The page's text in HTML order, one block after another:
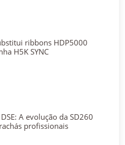
ribbons HDP5000
H5K SYNC
A evolução da SD260
profissionais